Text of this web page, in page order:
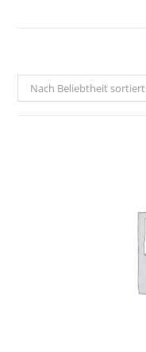
Nach Beliebtheit sortiert